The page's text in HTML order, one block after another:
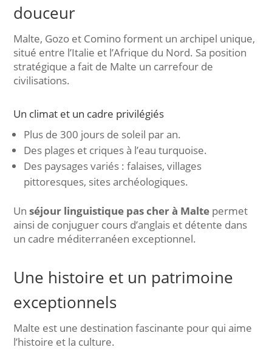
douceur
Malte, Gozo et Comino forment un archipel unique,
situé entre l’Italie et l’Afrique du Nord. Sa position
stratégique a fait de Malte un carrefour de
civilisations.
Un climat et un cadre privilégiés
Plus de 300 jours de soleil par an.
Des plages et criques à l’eau turquoise.
Des paysages variés : falaises, villages
pittoresques, sites archéologiques.
Unséjour linguistique pas cher à Malte permet
ainsi de conjuguer cours d’anglais et détente dans
un cadre méditerranéen exceptionnel.
Une histoire et un patrimoine
exceptionnels
Malte est une destination fascinante pour qui aime
l’histoire et la culture.